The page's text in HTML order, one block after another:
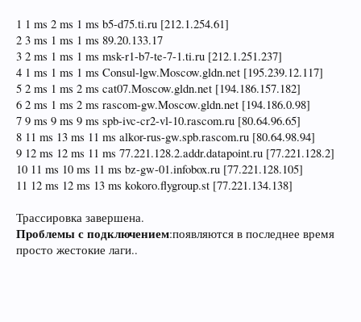
1 1 ms 2 ms 1 ms b5-d75.ti.ru [212.1.254.61]
2 3 ms 1 ms 1 ms 89.20.133.17
3 2 ms 1 ms 1 ms msk-r1-b7-te-7-1.ti.ru [212.1.251.237]
4 1 ms 1 ms 1 ms Consul-lgw.Moscow.gldn.net [195.239.12.117]
5 2 ms 1 ms 2 ms cat07.Moscow.gldn.net [194.186.157.182]
6 2 ms 1 ms 2 ms rascom-gw.Moscow.gldn.net [194.186.0.98]
7 9 ms 9 ms 9 ms spb-ivc-cr2-vl-10.rascom.ru [80.64.96.65]
8 11 ms 13 ms 11 ms alkor-rus-gw.spb.rascom.ru [80.64.98.94]
9 12 ms 12 ms 11 ms 77.221.128.2.addr.datapoint.ru [77.221.128.2]
10 11 ms 10 ms 11 ms bz-gw-01.infobox.ru [77.221.128.105]
11 12 ms 12 ms 13 ms kokoro.flygroup.st [77.221.134.138]
Трассировка завершена.
Проблемы с подключением:появляются в последнее время
просто жестокие лаги..